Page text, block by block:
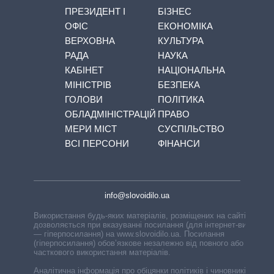
ПРЕЗИДЕНТ І
ОФІС
ВЕРХОВНА
РАДА
КАБІНЕТ
МІНІСТРІВ
ГОЛОВИ
ОБЛАДМІНІСТРАЦІЙ
МЕРИ МІСТ
ВСІ ПЕРСОНИ
БІЗНЕС
ЕКОНОМІКА
КУЛЬТУРА
НАУКА
НАЦІОНАЛЬНА
БЕЗПЕКА
ПОЛІТИКА
ПРАВО
СУСПІЛЬСТВО
ФІНАНСИ
info@slovoidilo.ua
Використання будь-яких матеріалів, розміщених на сайті,
дозволяється при вказуванні посилання (для інтернет-видань
— гіперпосилання) на www.slovoidilo.ua. Посилання
(гіперпосилання) обов’язкове незалежно від повного або
часткового використання матеріалів.
Аналітична інформація про обіцянки політиків і чиновників,